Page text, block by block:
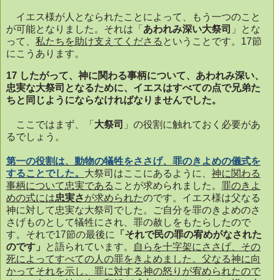
イエス様が人となられたことによって、もう一つのこと
が可能となりました。それは「 あわれみ深い大祭司 」とな
って、 私たちを助け支えてくださる ということです。 17節
にこうあります。
17 したがって、神に関わる事柄について、あわれみ深い、
忠実な大祭司となるために、イエスはすべての点で兄弟た
ちと同じようにならなければなりませんでした。
ここではまず、「 大祭司 」の役割に触れておく必要があ
るでしょう。
第一の役割は、動物の犠牲をささげ、罪のきよめの儀式を
することでした。 大祭司はここにあるように、 神に関わる
事柄について忠実である ことが求められました。 罪のきよ
めの式には忠実さが求められたのです。イエス様は父なる
神に対して忠実な大祭司でした。ご自分を罪のきよめのさ
さげものとして犠牲にされ、罪の赦しをもたらしたので
す。それで17節の最後に
「それで民の罪の宥めがなされた
のです」
と語られています。
自らを十字架にささげ、その
死によってすべての人の罪をきよめました。父なる神に向
かってそれを示し、罪に対する神の怒りが宥められたので